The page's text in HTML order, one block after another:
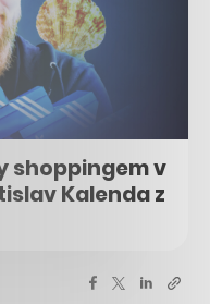
shoppingem v
Kalenda z